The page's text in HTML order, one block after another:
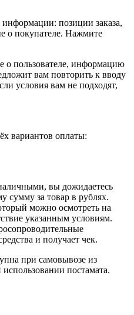
информации: позиции заказа,
о покупателе. Нажмите
о пользователе, информацию
вам повторить к вводу
условия вам не подходят,
вариантов оплаты:
вы дожидаетесь
сумму за товар в рублях.
можно осмотреть на
указанным условиям.
и получает чек.
при самовывозе из
постамата.